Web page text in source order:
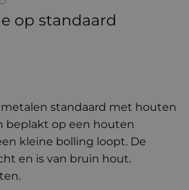
op standaard
standaard met houten
beplakt op een houten
kleine bolling loopt. De
en is van bruin hout.